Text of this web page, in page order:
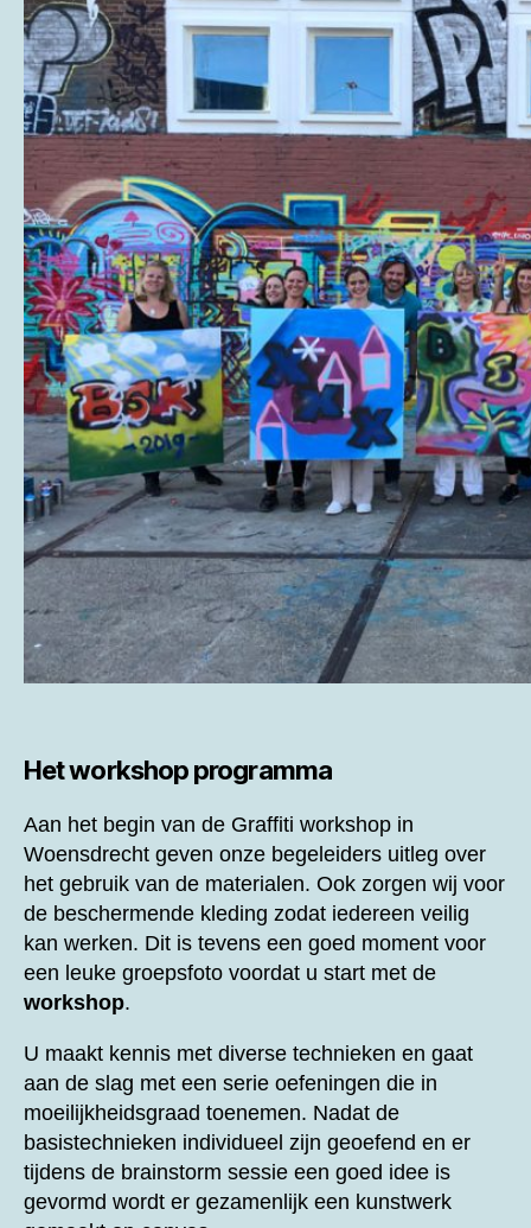
Het workshop programma
Aan het begin van de Graffiti workshop in
Woensdrecht geven onze begeleiders uitleg over
het gebruik van de materialen. Ook zorgen wij voor
de beschermende kleding zodat iedereen veilig
kan werken. Dit is tevens een goed moment voor
een leuke groepsfoto voordat u start met de
workshop.
U maakt kennis met diverse technieken en gaat
aan de slag met een serie oefeningen die in
moeilijkheidsgraad toenemen. Nadat de
basistechnieken individueel zijn geoefend en er
tijdens de brainstorm sessie een goed idee is
gevormd wordt er gezamenlijk een kunstwerk